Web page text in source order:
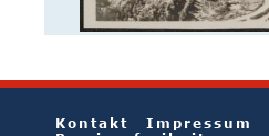
Kontakt Impressum